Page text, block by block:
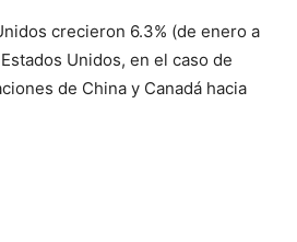
crecieron 6.3% (de enero a
Unidos, en el caso de
de China y Canadá hacia